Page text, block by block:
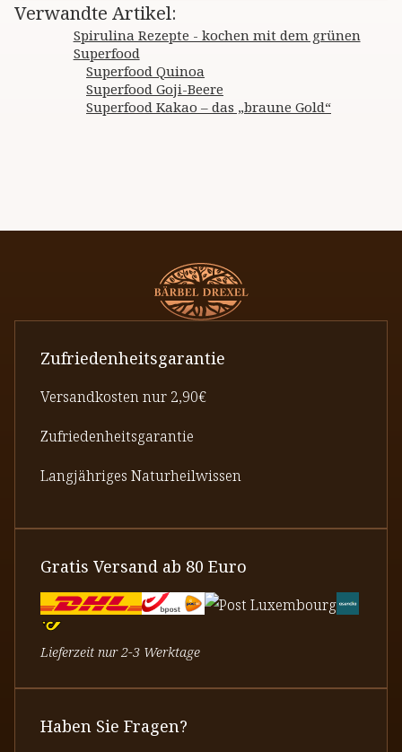
Verwandte Artikel:
Spirulina Rezepte - kochen mit dem grünen
Superfood
Superfood Quinoa
Superfood Goji-Beere
Superfood Kakao – das „braune Gold“
Zufriedenheitsgarantie
Versandkosten nur 2,90€
Zufriedenheitsgarantie
Langjähriges Naturheilwissen
Gratis Versand ab 80 Euro
Lieferzeit nur 2-3 Werktage
Haben Sie Fragen?